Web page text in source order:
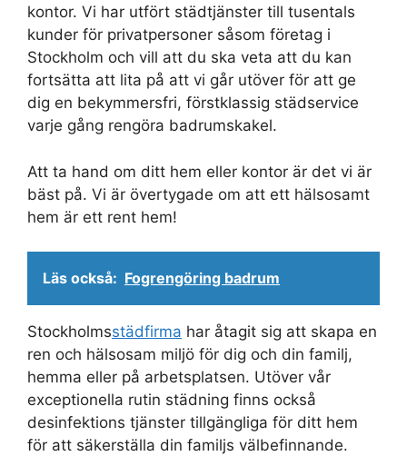
kontor. Vi har utfört städtjänster till tusentals
kunder för privatpersoner såsom företag i
Stockholm och vill att du ska veta att du kan
fortsätta att lita på att vi går utöver för att ge
dig en bekymmersfri, förstklassig städservice
varje gång rengöra badrumskakel.
Att ta hand om ditt hem eller kontor är det vi är
bäst på. Vi är övertygade om att ett hälsosamt
hem är ett rent hem!
Läs också: Fogrengöring badrum
Stockholmsstädfirma har åtagit sig att skapa en
ren och hälsosam miljö för dig och din familj,
hemma eller på arbetsplatsen. Utöver vår
exceptionella rutin städning finns också
desinfektions tjänster tillgängliga för ditt hem
för att säkerställa din familjs välbefinnande.